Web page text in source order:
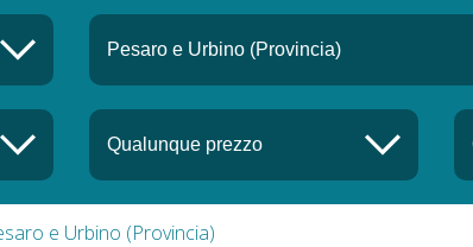
e Urbino (Provincia)